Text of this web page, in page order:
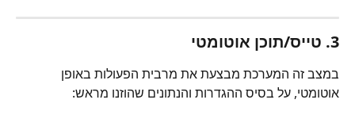
3. טייס/תוכן אוטומטי
במצב זה המערכת מבצעת את מרבית הפעולות באופן
אוטומטי, על בסיס ההגדרות והנתונים שהוזנו מראש: